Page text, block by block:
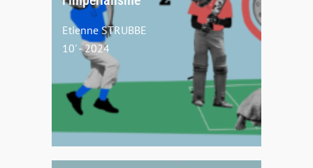
Etienne STRUBBE
10' - 2024